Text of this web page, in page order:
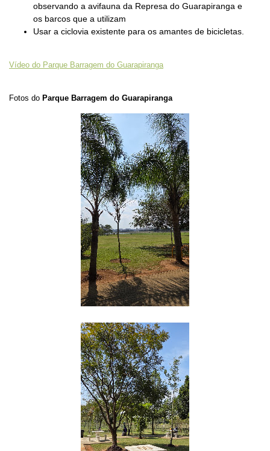
observando a avifauna da Represa do Guarapiranga e
os barcos que a utilizam
Usar a ciclovia existente para os amantes de bicicletas.
Vídeo do Parque Barragem do Guarapiranga
Fotos do Parque Barragem do Guarapiranga